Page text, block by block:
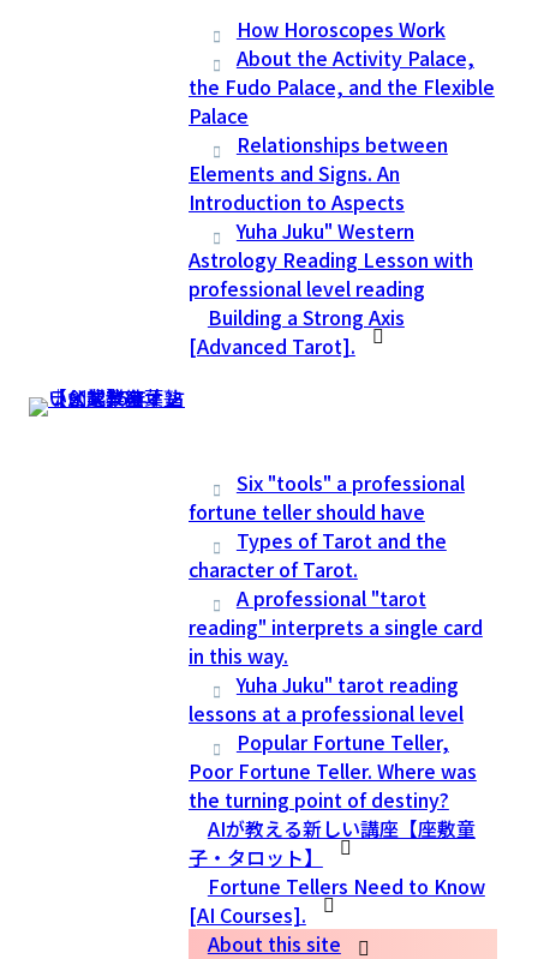
How Horoscopes Work
About the Activity Palace,
the Fudo Palace, and the Flexible
Palace
Relationships between
Elements and Signs. An
Introduction to Aspects
Yuha Juku" Western
Astrology Reading Lesson with
professional level reading
Building a Strong Axis
[Advanced Tarot].
Six "tools" a professional
fortune teller should have
Types of Tarot and the
character of Tarot.
A professional "tarot
reading" interprets a single card
in this way.
Yuha Juku" tarot reading
lessons at a professional level
Popular Fortune Teller,
Poor Fortune Teller. Where was
the turning point of destiny?
AIが教える新しい講座【座敷童
子・タロット】
Fortune Tellers Need to Know
[AI Courses].
About this site